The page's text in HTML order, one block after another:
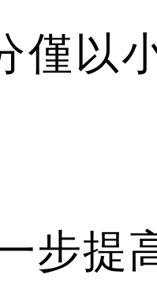
僅以
步提